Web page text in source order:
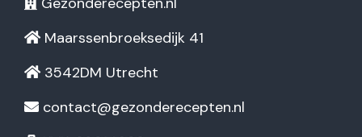
Maarssenbroeksedijk 41
3542DM Utrecht
contact@gezonderecepten.nl